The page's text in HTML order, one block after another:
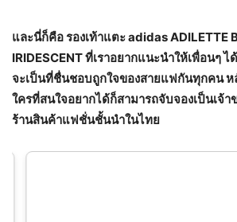
และนี่ก็คือ รองเท้าแตะadidas ADILETTE
IRIDESCENT ที่เราอยากแนะนำให้เพื่อนๆ ไ
จะเป็นที่ชื่นชอบถูกใจของสายแฟกันทุกคน
ใครที่สนใจอยากได้ก็สามารถจับจองเป็นเจ้
ร้านสินค้าแฟชั่นชั้นนำในไทย